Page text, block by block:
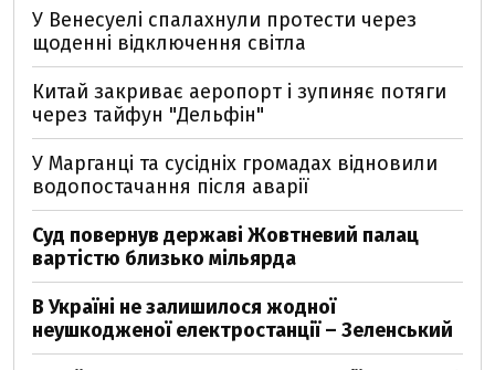
У Венесуелі спалахнули протести через
щоденні відключення світла
Китай закриває аеропорт і зупиняє потяги
через тайфун "Дельфін"
У Марганці та сусідніх громадах відновили
водопостачання після аварії
Суд повернув державі Жовтневий палац
вартістю близько мільярда
В Україні не залишилося жодної
неушкодженої електростанції – Зеленський